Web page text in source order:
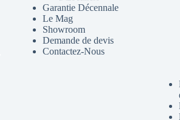
Garantie Décennale
Le Mag
Showroom
Demande de devis
Contactez-Nous